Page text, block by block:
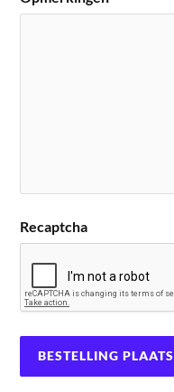
Recaptcha